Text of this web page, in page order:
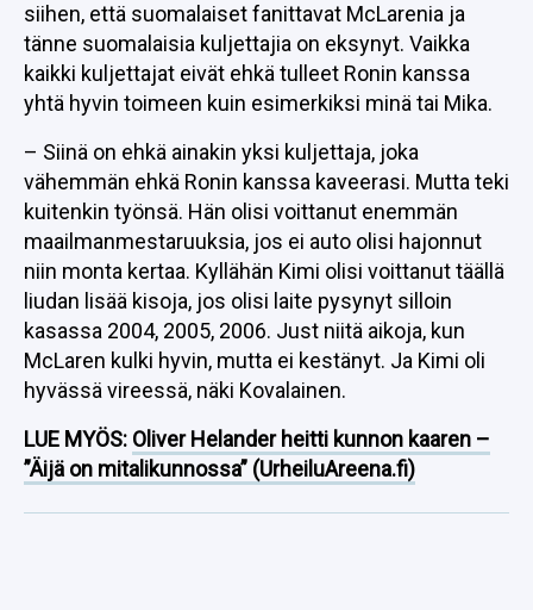
siihen, että suomalaiset fanittavat McLarenia ja
tänne suomalaisia kuljettajia on eksynyt. Vaikka
kaikki kuljettajat eivät ehkä tulleet Ronin kanssa
yhtä hyvin toimeen kuin esimerkiksi minä tai Mika.
– Siinä on ehkä ainakin yksi kuljettaja, joka
vähemmän ehkä Ronin kanssa kaveerasi. Mutta teki
kuitenkin työnsä. Hän olisi voittanut enemmän
maailmanmestaruuksia, jos ei auto olisi hajonnut
niin monta kertaa. Kyllähän Kimi olisi voittanut täällä
liudan lisää kisoja, jos olisi laite pysynyt silloin
kasassa 2004, 2005, 2006. Just niitä aikoja, kun
McLaren kulki hyvin, mutta ei kestänyt. Ja Kimi oli
hyvässä vireessä, näki Kovalainen.
LUE MYÖS: Oliver Helander heitti kunnon kaaren –
”Äijä on mitalikunnossa” (UrheiluAreena.fi)